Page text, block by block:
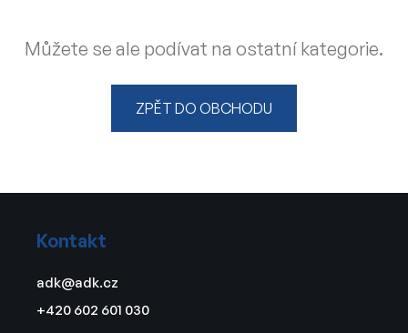
Můžete se ale podívat na ostatní kategorie.
ZPĚT DO OBCHODU
Kontakt
adk@adk.cz
+420 602 601 030